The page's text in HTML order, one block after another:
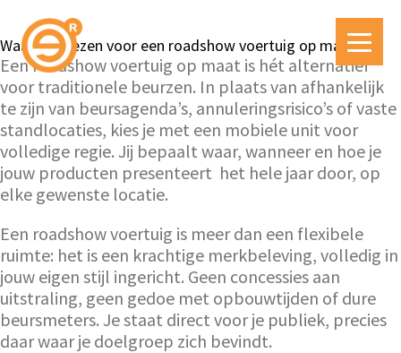
Waarom kiezen voor een roadshow voertuig op maat?
Een roadshow voertuig op maat is hét alternatief
voor traditionele beurzen. In plaats van afhankelijk
te zijn van beursagenda’s, annuleringsrisico’s of vaste
standlocaties, kies je met een mobiele unit voor
volledige regie. Jij bepaalt waar, wanneer en hoe je
jouw producten presenteert het hele jaar door, op
elke gewenste locatie.
Een roadshow voertuig is meer dan een flexibele
ruimte: het is een krachtige merkbeleving, volledig in
jouw eigen stijl ingericht. Geen concessies aan
uitstraling, geen gedoe met opbouwtijden of dure
beursmeters. Je staat direct voor je publiek, precies
daar waar je doelgroep zich bevindt.